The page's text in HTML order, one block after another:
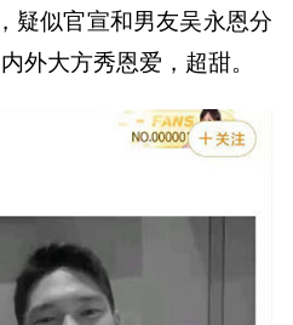
疑似官宣和男友吴永恩分
外大方秀恩爱，超甜。